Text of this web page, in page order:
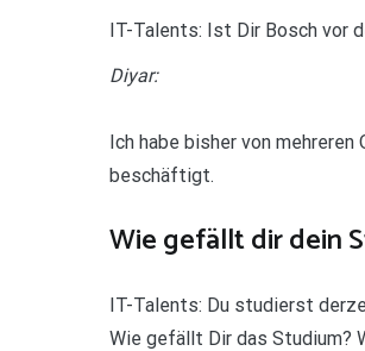
IT-Talents: Ist Dir Bosch vor
Diyar:
Ich habe bisher von
beschäftigt.
Wie gefällt dir dein
IT-Talents: Du studierst
Wie gefällt Dir das Studium?